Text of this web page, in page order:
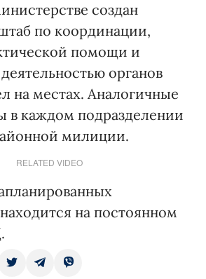
создан
по координации,
помощи и
органов
на местах. Аналогичные
в каждом подразделении
милиции.
RELATED VIDEO
на постоянном